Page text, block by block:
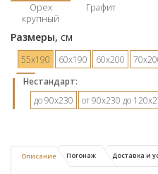
Орех
крупный
Графит
Размеры, см
55х190 60х190 60х200
Hестандарт:
до 90х230
от 90х230 до
Описание Погонаж Доставка и